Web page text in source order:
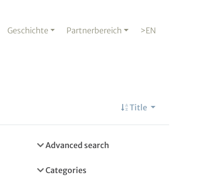
Geschichte Partnerbereich >EN
Title
Advanced search
Categories